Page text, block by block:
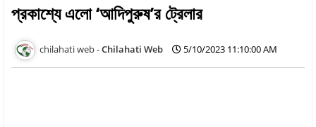
প্রকাশ্যে এলো ‘আদিপুরুষ’র ট্রেলার
Chilahati Web 5/10/2023 11:10:00 AM